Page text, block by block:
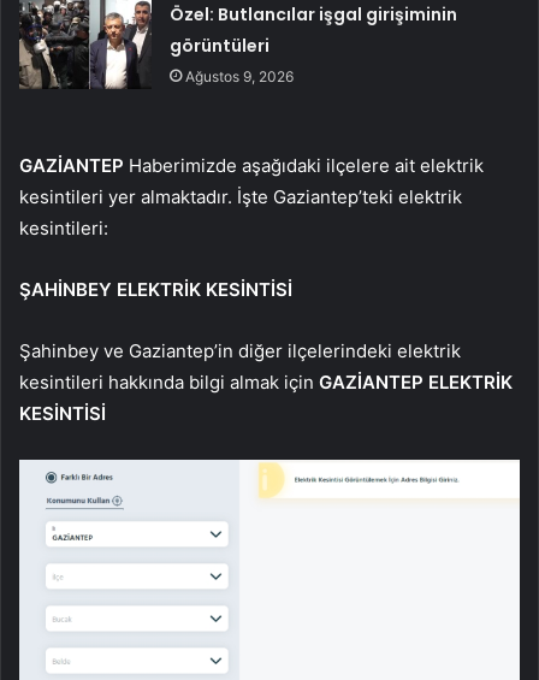
Özel: Butlancılar işgal girişiminin
görüntüleri
Ağustos 9, 2026
GAZİANTEP Haberimizde aşağıdaki ilçelere ait elektrik
kesintileri yer almaktadır. İşte Gaziantep’teki elektrik
kesintileri:
ŞAHİNBEY ELEKTRİK KESİNTİSİ
Şahinbey ve Gaziantep’in diğer ilçelerindeki elektrik
kesintileri hakkında bilgi almak için GAZİANTEP ELEKTRİK
KESİNTİSİ